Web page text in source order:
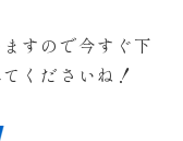
すので今すぐ下
くださいね！